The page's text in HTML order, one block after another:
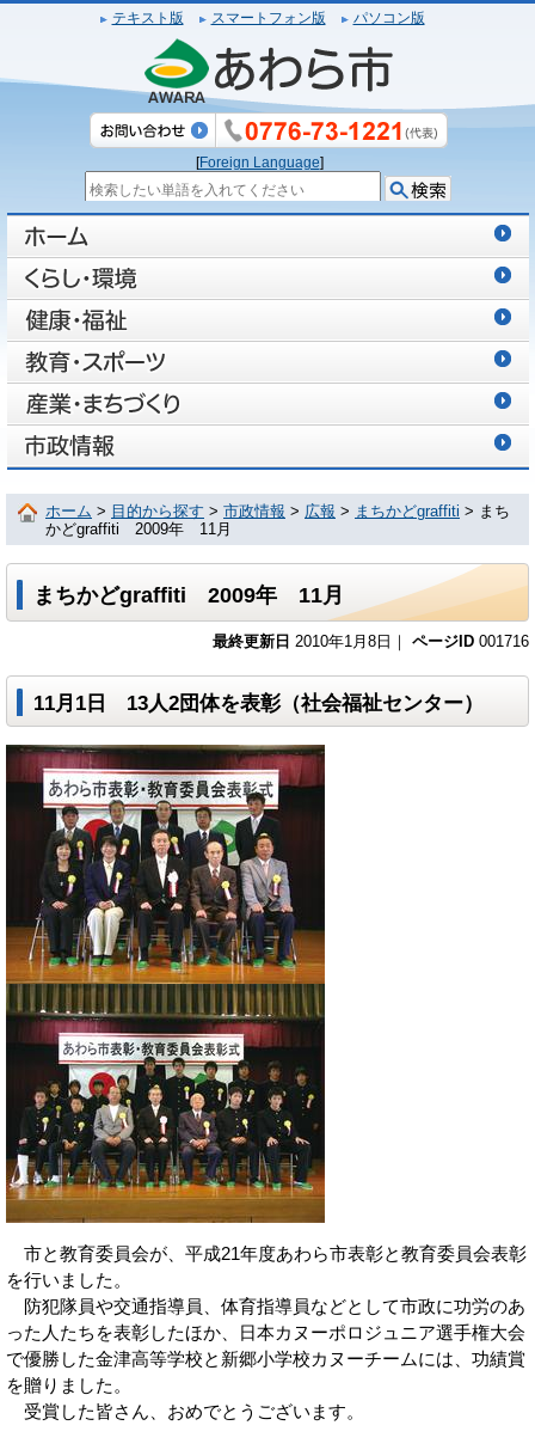
テキスト版 スマートフォン版 パソコン版
[Foreign Language]
ホーム > 目的から探す > 市政情報 > 広報 > まちかどgraffiti > まち
かどgraffiti 2009年 11月
まちかどgraffiti 2009年 11月
最終更新日 2010年1月8日｜ ページID 001716
11月1日 13人2団体を表彰（社会福祉センター）
市と教育委員会が、平成21年度あわら市表彰と教育委員会表彰
を行いました。
防犯隊員や交通指導員、体育指導員などとして市政に功労のあ
った人たちを表彰したほか、日本カヌーポロジュニア選手権大会
で優勝した金津高等学校と新郷小学校カヌーチームには、功績賞
を贈りました。
受賞した皆さん、おめでとうございます。